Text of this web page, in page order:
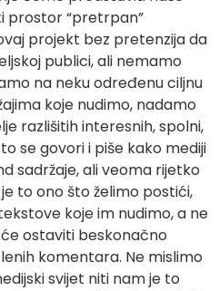
prostor “pretrpan”
projekt bez pretenzija da
publici, ali nemamo
na neku određenu ciljnu
koje nudimo, nadamo
razlišitih interesnih, spolni,
se govori i piše kako mediji
sadržaje, ali veoma rijetko
to ono što želimo postići,
koje im nudimo, a ne
ostaviti beskonačno
komentara. Ne mislimo
svijet niti nam je to